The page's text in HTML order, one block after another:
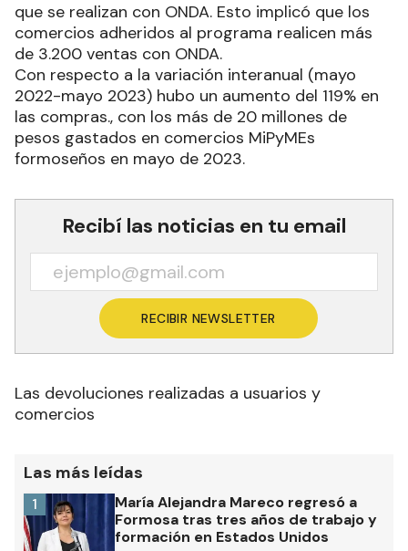
que se realizan con ONDA. Esto implicó que los
comercios adheridos al programa realicen más
de 3.200 ventas con ONDA.
Con respecto a la variación interanual (mayo
2022-mayo 2023) hubo un aumento del 119% en
las compras., con los más de 20 millones de
pesos gastados en comercios MiPyMEs
formoseños en mayo de 2023.
Recibí las noticias en tu email
RECIBIR NEWSLETTER
Las devoluciones realizadas a usuarios y
comercios
Las más leídas
María Alejandra Mareco regresó a
Formosa tras tres años de trabajo y
formación en Estados Unidos
1